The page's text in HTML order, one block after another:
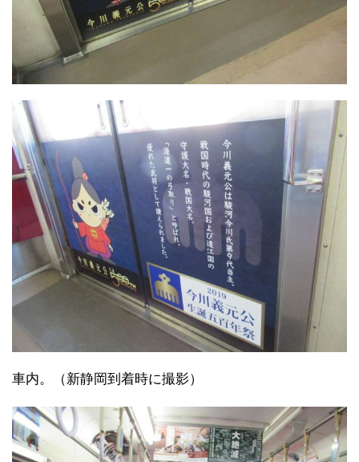
車内。（新静岡到着時に撮影）